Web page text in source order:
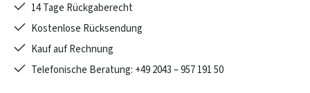
14 Tage Rückgaberecht
Kostenlose Rücksendung
Kauf auf Rechnung
Telefonische Beratung: +49 2043 – 957 191 50